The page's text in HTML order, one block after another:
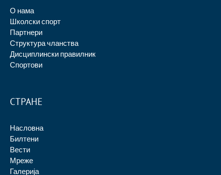
О нама
Школски спорт
Партнери
Структура чланства
Дисциплински правилник
Спортови
СТРАНЕ
Насловна
Билтени
Вести
Мреже
Галерија